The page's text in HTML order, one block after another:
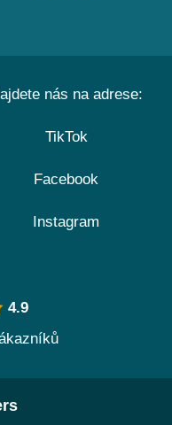
nás na adrese:
TikTok
Facebook
Instagram
4.9